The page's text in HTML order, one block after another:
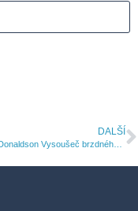
DALŠÍ
P783753 Donaldson Vysoušeč brzdného okruhu šroubovací